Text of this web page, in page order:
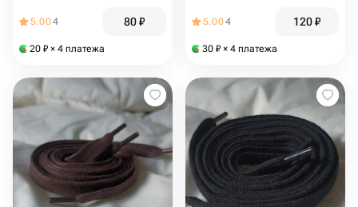
5.004 80₽
20 ₽ × 4 платежа
5.004 120₽
30 ₽ × 4 платежа